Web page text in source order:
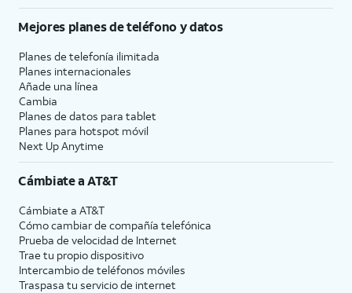
Mejores planes de teléfono y datos
Planes de telefonía ilimitada
Planes internacionales
Añade una línea
Cambia
Planes de datos para tablet
Planes para hotspot móvil
Next Up Anytime
Cámbiate aAT&T
Cámbiate a AT&T
Cómo cambiar de compañía telefónica
Prueba de velocidad de Internet
Trae tu propio dispositivo
Intercambio de teléfonos móviles
Traspasa tu servicio de internet